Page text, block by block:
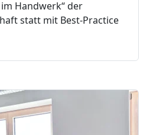
Handwerk“ der
statt mit Best-Practice